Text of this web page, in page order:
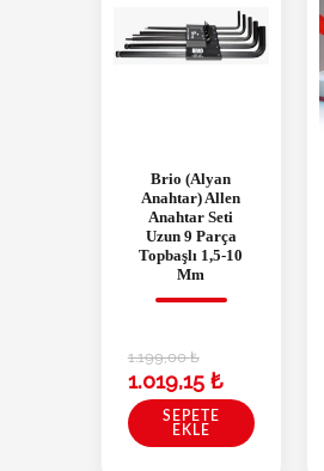
Brio (Alyan
Anahtar) Allen
Anahtar Seti
Uzun 9 Parça
Topbaşlı 1,5-10
Mm
1.199,00₺
1.019,15 ₺
SEPETE
EKLE